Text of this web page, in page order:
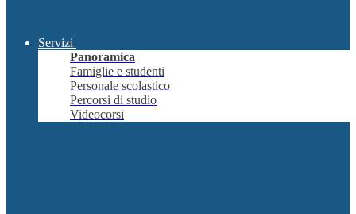
Servizi
Panoramica
Famiglie e studenti
Personale scolastico
Percorsi di studio
Videocorsi